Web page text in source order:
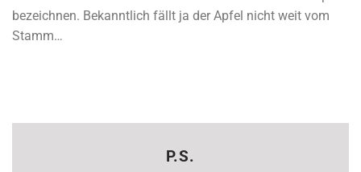
bezeichnen. Bekanntlich fällt ja der Apfel nicht weit vom
Stamm…
P.S.